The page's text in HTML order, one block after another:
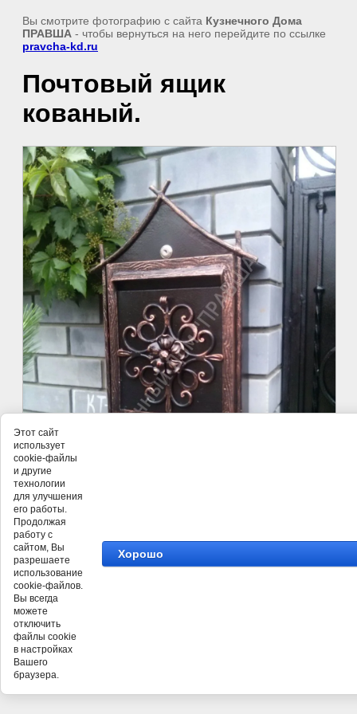
Вы смотрите фотографию с сайта Кузнечного Дома
ПРАВША - чтобы вернуться на него перейдите по ссылке
pravcha-kd.ru
Почтовый ящик
кованый.
©Кузнечного Дома ПРАВША
Этот сайт
использует
cookie-файлы
и другие
технологии
для улучшения
его работы.
Продолжая
работу с
сайтом, Вы
разрешаете
использование
cookie-файлов.
Вы всегда
можете
отключить
файлы cookie
в настройках
Вашего
браузера.
Хорошо